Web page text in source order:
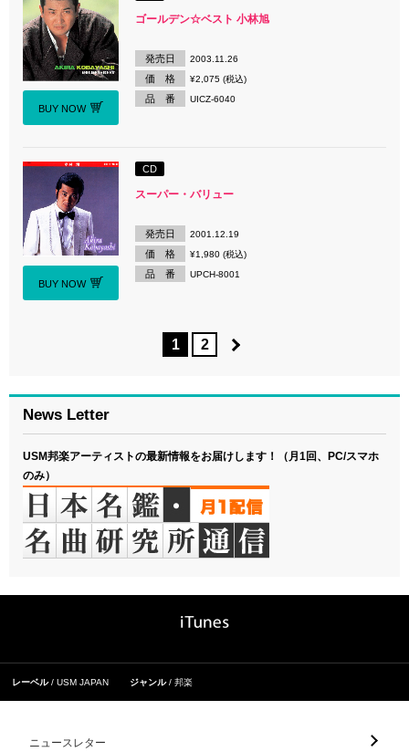
BUY NOW
ゴールデン☆ベスト 小林旭
発売日 2003.11.26
価 格 ¥2,075 (税込)
品 番 UICZ-6040
BUY NOW
CD
スーパー・バリュー
発売日 2001.12.19
価 格 ¥1,980 (税込)
品 番 UPCH-8001
1 2
News Letter
USM邦楽アーティストの最新情報をお届けします！（月1回、PC/スマホ
のみ）
レーベル USM JAPAN ジャンル 邦楽
ニュースレター